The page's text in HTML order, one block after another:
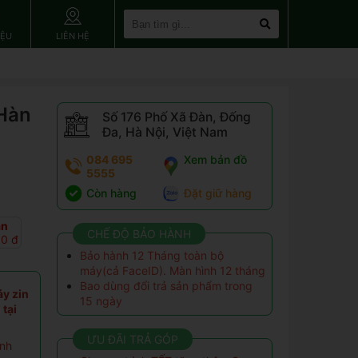
LIÊN HỆ
đ
zin
tại
Số 176 Phố Xã Đàn, Đống
Đa, Hà Nội, Việt Nam
084 695
5555
Xem bản đồ
Còn hàng Đặt giữ hàng
CHẾ ĐỘ BẢO HÀNH
Bảo hành 12 Tháng toàn bộ
máy(cả FaceID). Màn hình 12 tháng
Bao dùng đổi trả sản phẩm trong
15 ngày
ƯU ĐÃI TRẢ GÓP